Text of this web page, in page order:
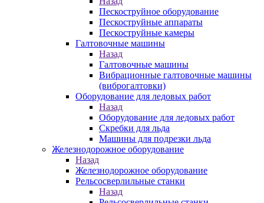
Пескоструйное оборудование
Пескоструйные аппараты
Пескоструйные камеры
Галтовочные машины
Назад
Галтовочные машины
Вибрационные галтовочные машины
(виброгалтовки)
Оборудование для ледовых работ
Назад
Оборудование для ледовых работ
Скребки для льда
Машины для подрезки льда
Железнодорожное оборудование
Назад
Железнодорожное оборудование
Рельсосверлильные станки
Назад